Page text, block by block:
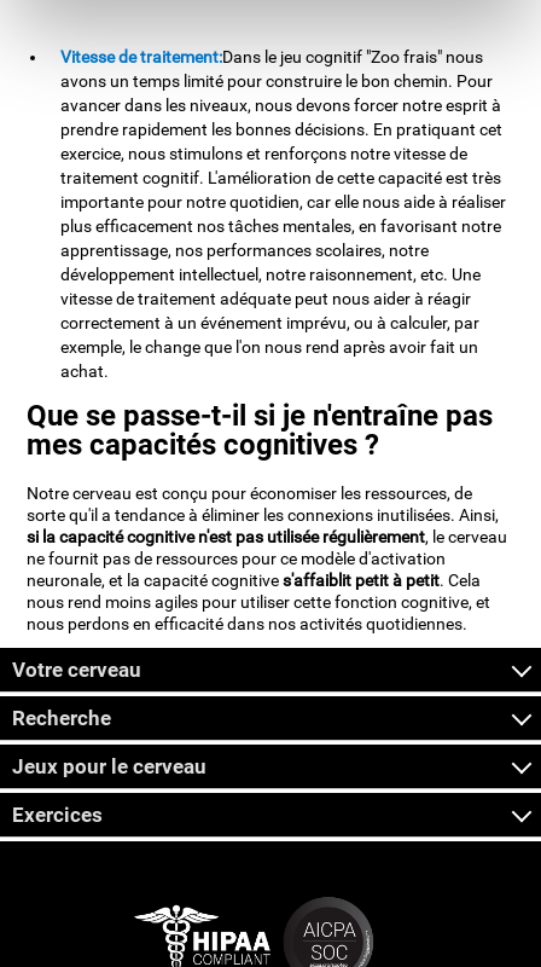
Vitesse de traitement:Dans le jeu cognitif "Zoo frais" nous
avons un temps limité pour construire le bon chemin. Pour
avancer dans les niveaux, nous devons forcer notre esprit à
prendre rapidement les bonnes décisions. En pratiquant cet
exercice, nous stimulons et renforçons notre vitesse de
traitement cognitif. L'amélioration de cette capacité est très
importante pour notre quotidien, car elle nous aide à réaliser
plus efficacement nos tâches mentales, en favorisant notre
apprentissage, nos performances scolaires, notre
développement intellectuel, notre raisonnement, etc. Une
vitesse de traitement adéquate peut nous aider à réagir
correctement à un événement imprévu, ou à calculer, par
exemple, le change que l'on nous rend après avoir fait un
achat.
Que se passe-t-il si je n'entraîne pas
mes capacités cognitives ?
Notre cerveau est conçu pour économiser les ressources, de
sorte qu'il a tendance à éliminer les connexions inutilisées. Ainsi,
si la capacité cognitive n'est pas utilisée régulièrement, le cerveau
ne fournit pas de ressources pour ce modèle d'activation
neuronale, et la capacité cognitives'affaiblit petit à petit. Cela
nous rend moins agiles pour utiliser cette fonction cognitive, et
nous perdons en efficacité dans nos activités quotidiennes.
Votre cerveau
Recherche
Jeux pour le cerveau
Exercices